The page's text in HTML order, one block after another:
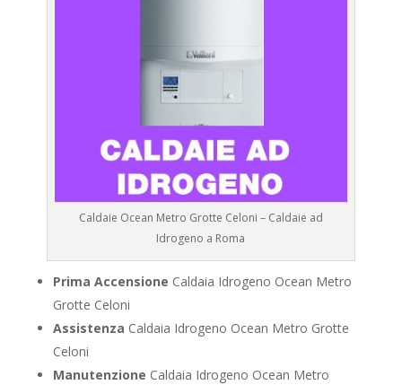
Caldaie Ocean Metro Grotte Celoni – Caldaie ad
Idrogeno a Roma
Prima Accensione Caldaia Idrogeno Ocean Metro
Grotte Celoni
Assistenza Caldaia Idrogeno Ocean Metro Grotte
Celoni
Manutenzione Caldaia Idrogeno Ocean Metro